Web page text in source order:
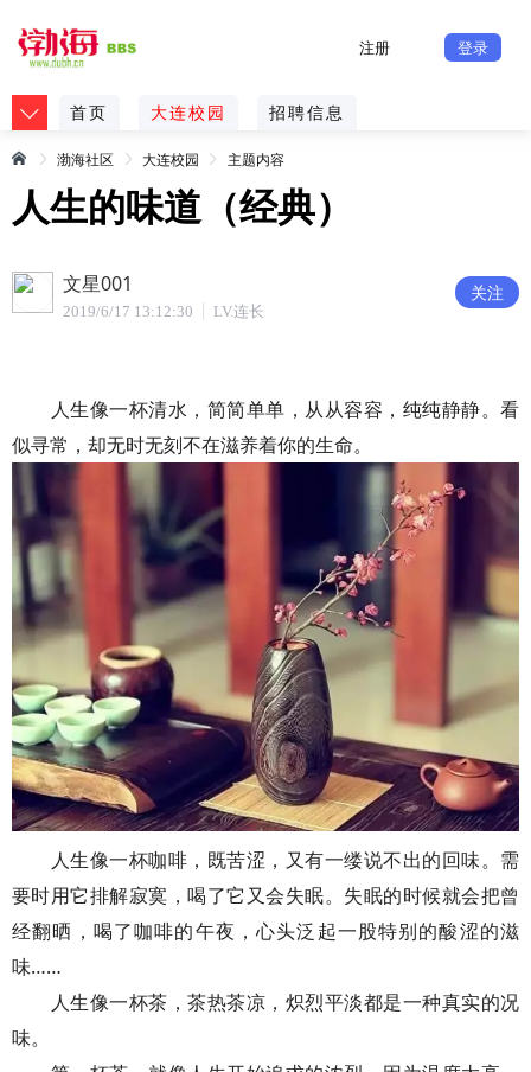
注册 登录
首页 大连校园 招聘信息
渤海社区 大连校园 主题内容
人生的味道（经典）
文星001
2019/6/17 13:12:30 LV.连长
关注
人生像一杯清水，简简单单，从从容容，纯纯静静。看
似寻常，却无时无刻不在滋养着你的生命。
人生像一杯咖啡，既苦涩，又有一缕说不出的回味。需
要时用它排解寂寞，喝了它又会失眠。失眠的时候就会把曾
经翻晒，喝了咖啡的午夜，心头泛起一股特别的酸涩的滋
味……
人生像一杯茶，茶热茶凉，炽烈平淡都是一种真实的况
味。